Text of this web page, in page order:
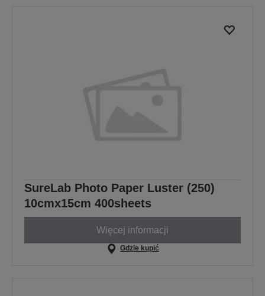
SureLab Photo Paper Luster (250)
10cmx15cm 400sheets
Więcej informacji
Gdzie kupić